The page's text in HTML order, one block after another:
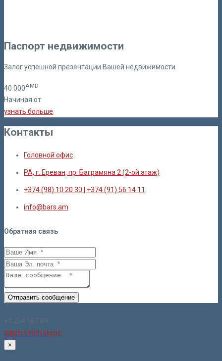
Паспорт недвижимости
Залог успешной презентации Вашей недвижимости
40 000AMD
Начиная от
узнать больше
Контакты
Головной офис
РА, г. Ереван, пр. Баграмяна 2 (2-ой этаж)
+374 (98) 10 20 30 | +374 (91) 56 14 11
info@bars.am
Обратная связь
Отправить сообщение
+1 234 567 89
adam.smith.skype
×